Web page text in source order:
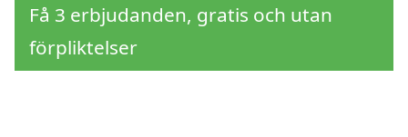
Få 3 erbjudanden, gratis och utan
förpliktelser